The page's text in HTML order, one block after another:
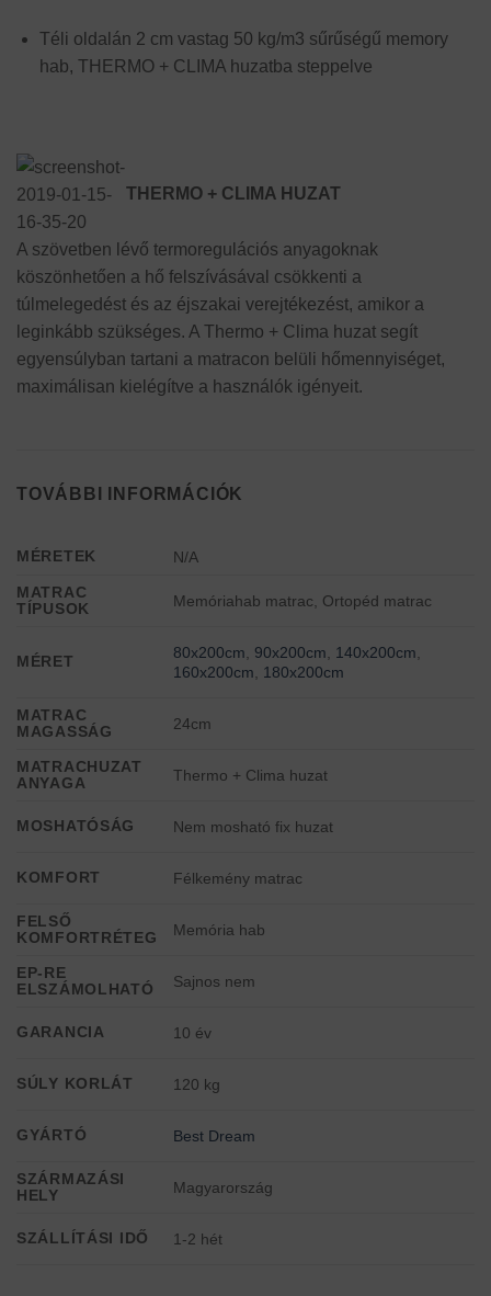
Téli oldalán 2 cm vastag 50 kg/m3 sűrűségű memory
hab, THERMO + CLIMA huzatba steppelve
THERMO + CLIMA HUZAT
A szövetben lévő termoregulációs anyagoknak
köszönhetően a hő felszívásával csökkenti a
túlmelegedést és az éjszakai verejtékezést, amikor a
leginkább szükséges. A Thermo + Clima huzat segít
egyensúlyban tartani a matracon belüli hőmennyiséget,
maximálisan kielégítve a használók igényeit.
TOVÁBBI INFORMÁCIÓK
MÉRETEK
N/A
MATRAC
TÍPUSOK
Memóriahab matrac, Ortopéd matrac
MÉRET 80x200cm 90x200cm 140x200cm
160x200cm
180x200cm
MATRAC
MAGASSÁG
24cm
MATRACHUZAT
ANYAGA
Thermo + Clima huzat
MOSHATÓSÁG Nem mosható fix huzat
KOMFORT Félkemény matrac
FELSŐ
KOMFORTRÉTEG
Memória hab
EP-RE
ELSZÁMOLHATÓ
Sajnos nem
GARANCIA 10 év
SÚLY KORLÁT 120 kg
GYÁRTÓ Best Dream
SZÁRMAZÁSI
HELY
Magyarország
SZÁLLÍTÁSI IDŐ 1-2 hét